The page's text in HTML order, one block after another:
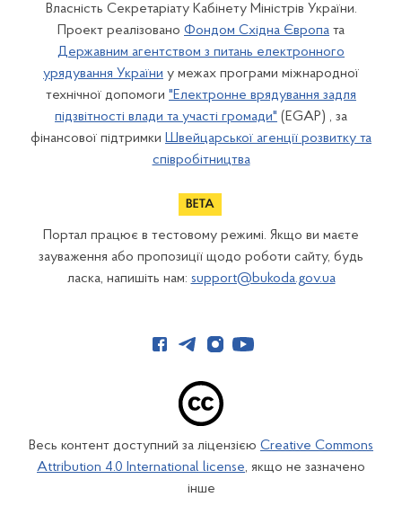
Власність Секретаріату Кабінету Міністрів України.
Проект реалізовано Фондом Східна Європа та
Державним агентством з питань електронного
урядування України у межах програми міжнародної
технічної допомоги "Електронне врядування задля
підзвітності влади та участі громади" (EGAP) , за
фінансової підтримки Швейцарської агенції розвитку та
співробітництва
Портал працює в тестовому режимі. Якщо ви маєте
зауваження або пропозиції щодо роботи сайту, будь
ласка, напишіть нам: support@bukoda.gov.ua
Весь контент доступний за ліцензією Creative Commons
Attribution 4.0 International license, якщо не зазначено
інше